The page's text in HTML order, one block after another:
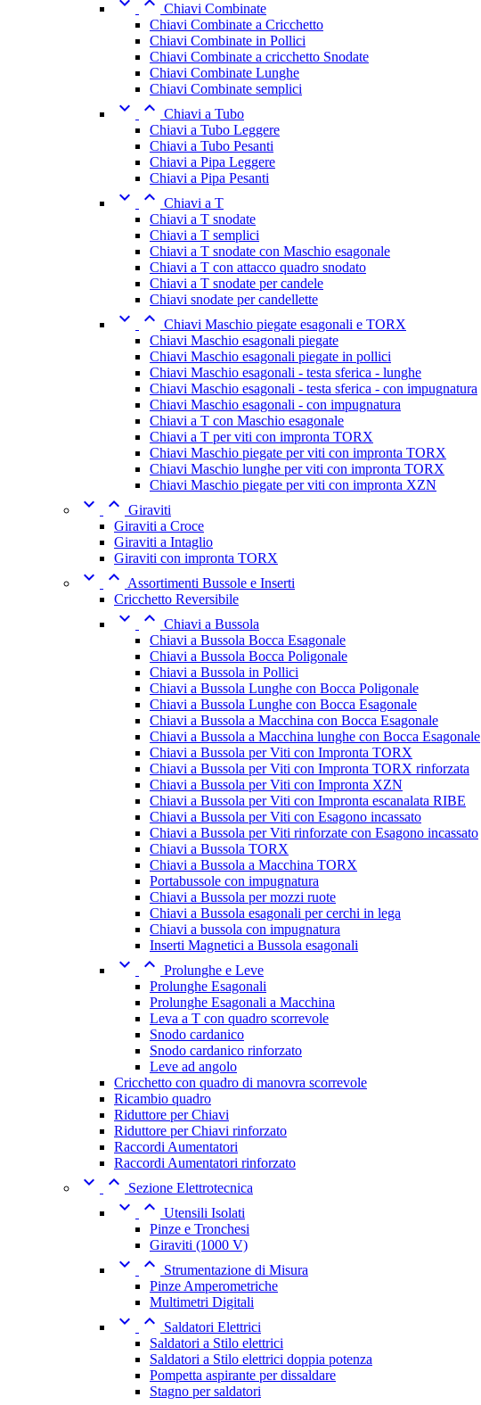
Chiavi Combinate
Chiavi Combinate a Cricchetto
Chiavi Combinate in Pollici
Chiavi Combinate a cricchetto Snodate
Chiavi Combinate Lunghe
Chiavi Combinate semplici
  Chiavi a Tubo
Chiavi a Tubo Leggere
Chiavi a Tubo Pesanti
Chiavi a Pipa Leggere
Chiavi a Pipa Pesanti
  Chiavi a T
Chiavi a T snodate
Chiavi a T semplici
Chiavi a T snodate con Maschio esagonale
Chiavi a T con attacco quadro snodato
Chiavi a T snodate per candele
Chiavi snodate per candellette
  Chiavi Maschio piegate esagonali e TORX
Chiavi Maschio esagonali piegate
Chiavi Maschio esagonali piegate in pollici
Chiavi Maschio esagonali - testa sferica - lunghe
Chiavi Maschio esagonali - testa sferica - con impugnatura
Chiavi Maschio esagonali - con impugnatura
Chiavi a T con Maschio esagonale
Chiavi a T per viti con impronta TORX
Chiavi Maschio piegate per viti con impronta TORX
Chiavi Maschio lunghe per viti con impronta TORX
Chiavi Maschio piegate per viti con impronta XZN
  Giraviti
Giraviti a Croce
Giraviti a Intaglio
Giraviti con impronta TORX
  Assortimenti Bussole e Inserti
Cricchetto Reversibile
  Chiavi a Bussola
Chiavi a Bussola Bocca Esagonale
Chiavi a Bussola Bocca Poligonale
Chiavi a Bussola in Pollici
Chiavi a Bussola Lunghe con Bocca Poligonale
Chiavi a Bussola Lunghe con Bocca Esagonale
Chiavi a Bussola a Macchina con Bocca Esagonale
Chiavi a Bussola a Macchina lunghe con Bocca Esagonale
Chiavi a Bussola per Viti con Impronta TORX
Chiavi a Bussola per Viti con Impronta TORX rinforzata
Chiavi a Bussola per Viti con Impronta XZN
Chiavi a Bussola per Viti con Impronta escanalata RIBE
Chiavi a Bussola per Viti con Esagono incassato
Chiavi a Bussola per Viti rinforzate con Esagono incassato
Chiavi a Bussola TORX
Chiavi a Bussola a Macchina TORX
Portabussole con impugnatura
Chiavi a Bussola per mozzi ruote
Chiavi a Bussola esagonali per cerchi in lega
Chiavi a bussola con impugnatura
Inserti Magnetici a Bussola esagonali
  Prolunghe e Leve
Prolunghe Esagonali
Prolunghe Esagonali a Macchina
Leva a T con quadro scorrevole
Snodo cardanico
Snodo cardanico rinforzato
Leve ad angolo
Cricchetto con quadro di manovra scorrevole
Ricambio quadro
Riduttore per Chiavi
Riduttore per Chiavi rinforzato
Raccordi Aumentatori
Raccordi Aumentatori rinforzato
  Sezione Elettrotecnica
  Utensili Isolati
Pinze e Tronchesi
Giraviti (1000 V)
 
Strumentazione di Misura
Pinze Amperometriche
Multimetri Digitali
 
Saldatori Elettrici
Saldatori a Stilo elettrici
Saldatori a Stilo elettrici doppia potenza
Pompetta aspirante per dissaldare
Stagno per saldatori